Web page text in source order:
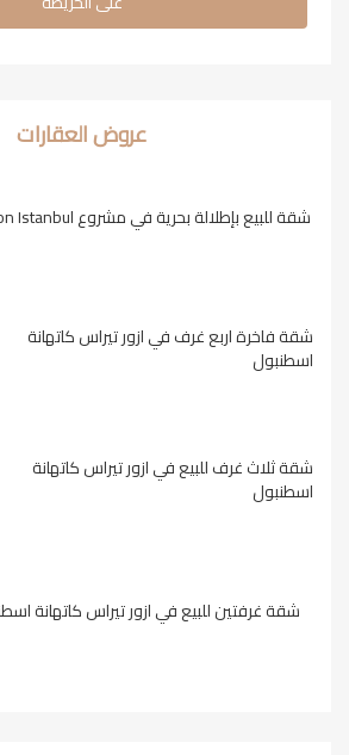
عروض العقارات
شقة للبيع بإطلالة بحرية في مشروع Peron Istanbul
شقة فاخرة اربع غرف في ازور تيراس كاتهانة
اسطنبول
شقة ثلاث غرف للبيع في ازور تيراس كاتهانة
اسطنبول
شقة غرفتين للبيع في ازور تيراس كاتهانة